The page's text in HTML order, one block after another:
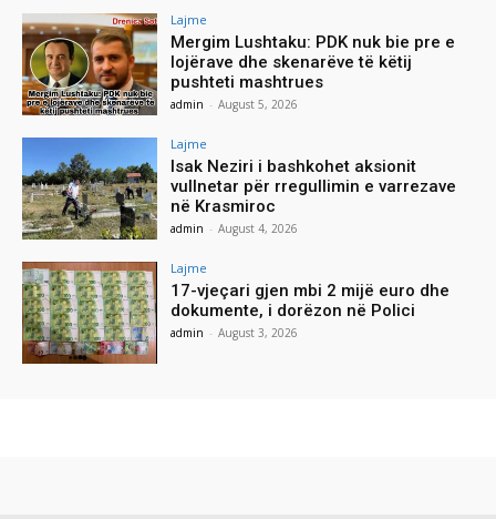
Lajme
Mergim Lushtaku: PDK nuk bie pre e
lojërave dhe skenarëve të këtij
pushteti mashtrues
admin - August 5, 2026
Lajme
Isak Neziri i bashkohet aksionit
vullnetar për rregullimin e varrezave
në Krasmiroc
admin - August 4, 2026
Lajme
17-vjeçari gjen mbi 2 mijë euro dhe
dokumente, i dorëzon në Polici
admin - August 3, 2026